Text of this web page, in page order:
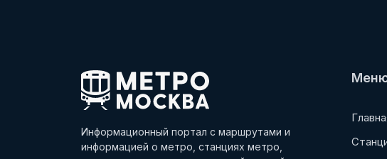
Информационный портал с маршрутами и
информацией о метро, станциях метро,